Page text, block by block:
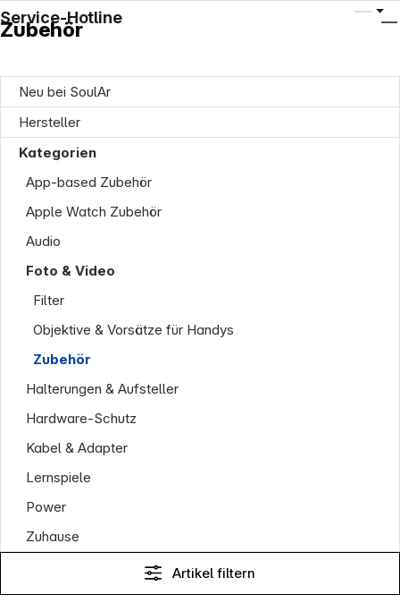
Zubehör
Neu bei SoulAr
Hersteller
Kategorien
App-based Zubehör
Apple Watch Zubehör
Audio
Foto & Video
Filter
Objektive & Vorsätze für Handys
Zubehör
Halterungen & Aufsteller
Hardware-Schutz
Kabel & Adapter
Lernspiele
Power
Zuhause
Artikel filtern
Service-Hotline